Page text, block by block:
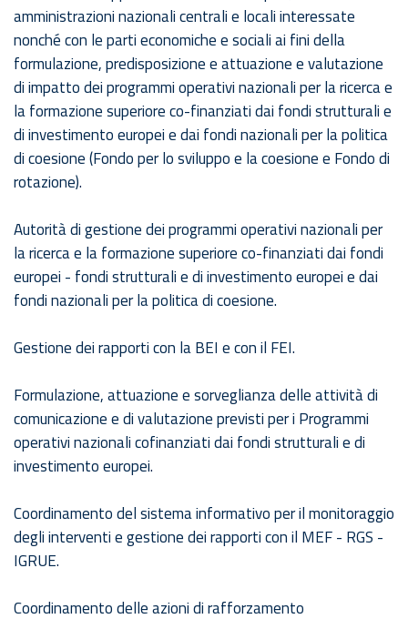
amministrazioni nazionali centrali e locali interessate
nonché con le parti economiche e sociali ai fini della
formulazione, predisposizione e attuazione e valutazione
di impatto dei programmi operativi nazionali per la ricerca e
la formazione superiore co-finanziati dai fondi strutturali e
di investimento europei e dai fondi nazionali per la politica
di coesione (Fondo per lo sviluppo e la coesione e Fondo di
rotazione).
Autorità di gestione dei programmi operativi nazionali per
la ricerca e la formazione superiore co-finanziati dai fondi
europei - fondi strutturali e di investimento europei e dai
fondi nazionali per la politica di coesione.
Gestione dei rapporti con la BEI e con il FEI.
Formulazione, attuazione e sorveglianza delle attività di
comunicazione e di valutazione previsti per i Programmi
operativi nazionali cofinanziati dai fondi strutturali e di
investimento europei.
Coordinamento del sistema informativo per il monitoraggio
degli interventi e gestione dei rapporti con il MEF - RGS -
IGRUE.
Coordinamento delle azioni di rafforzamento